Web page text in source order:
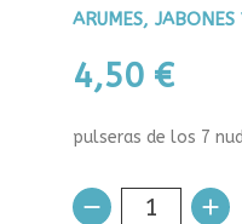
ARUMES, JABONES
4,50 €
pulseras de los 7